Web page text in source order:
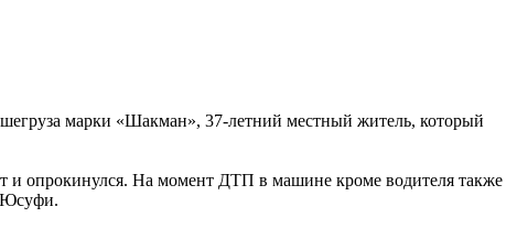
марки «Шакман», 37-летний местный житель, который
и опрокинулся. На момент ДТП в машине кроме водителя также
Юсуфи.